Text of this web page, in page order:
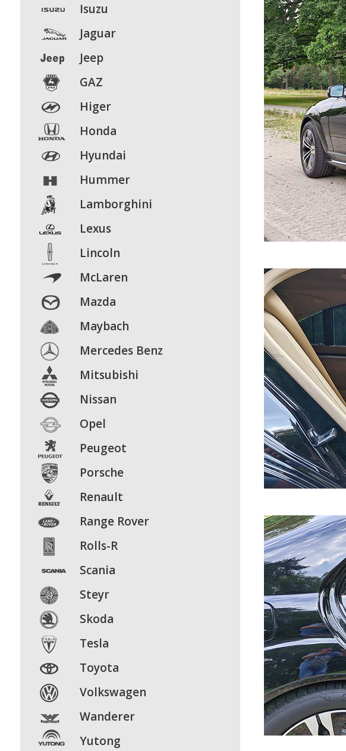
Isuzu
Jaguar
Jeep
GAZ
Higer
Honda
Hyundai
Hummer
Lamborghini
Lexus
Lincoln
McLaren
Mazda
Maybach
Mercedes Benz
Mitsubishi
Nissan
Opel
Peugeot
Porsche
Renault
Range Rover
Rolls-R
Scania
Steyr
Skoda
Tesla
Toyota
Volkswagen
Wanderer
Yutong